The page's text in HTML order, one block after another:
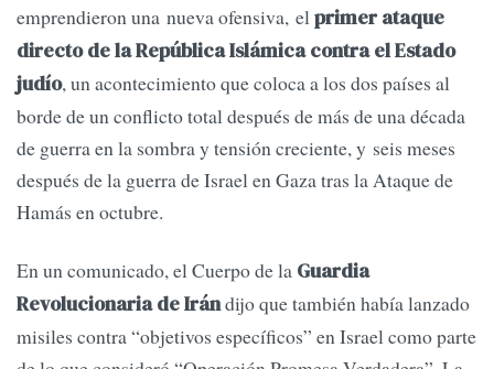
emprendieron una nueva ofensiva, elprimer ataque
directo de la República Islámica contra el Estado
judío, un acontecimiento que coloca a los dos países al
borde de un conflicto total después de más de una década
de guerra en la sombra y tensión creciente, y seis meses
después de la guerra de Israel en Gaza tras la Ataque de
Hamás en octubre.
En un comunicado, el Cuerpo de la Guardia
Revolucionaria de Irándijo que también había lanzado
misiles contra “objetivos específicos” en Israel como parte